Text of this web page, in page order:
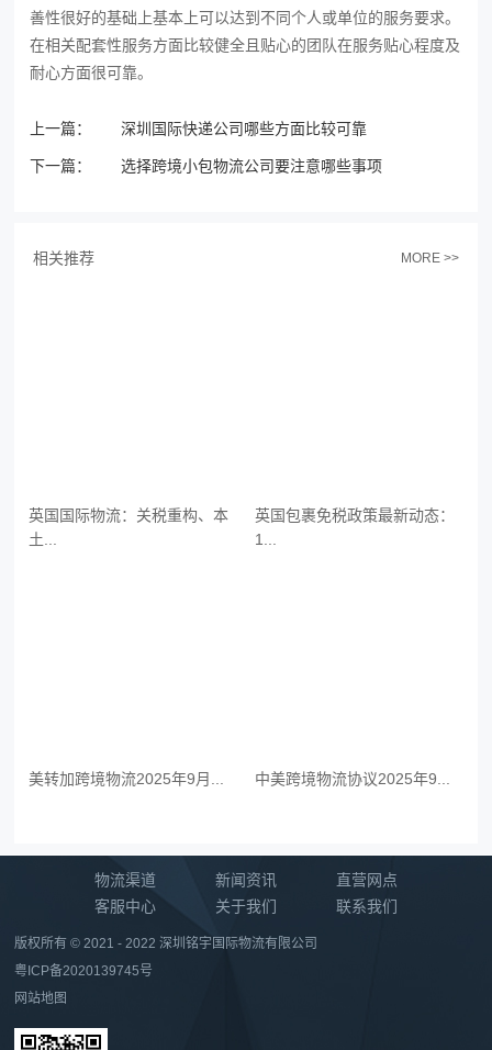
善性很好的基础上基本上可以达到不同个人或单位的服务要求。
在相关配套性服务方面比较健全且贴心的团队在服务贴心程度及
耐心方面很可靠。
上一篇： 深圳国际快递公司哪些方面比较可靠
下一篇： 选择跨境小包物流公司要注意哪些事项
相关推荐 MORE >>
英国国际物流：关税重构、本
土...
英国包裹免税政策最新动态：
1...
美转加跨境物流2025年9月... 中美跨境物流协议2025年9...
物流渠道 新闻资讯
直营网点
客服中心
关于我们 联系我们
版权所有 © 2021 - 2022 深圳铭宇国际物流有限公司
粤ICP备2020139745号
网站地图